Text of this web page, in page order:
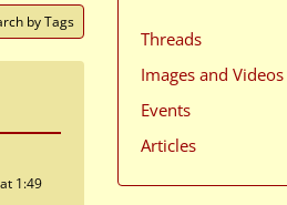
by Tags
1:49
Threads
Images and Videos
Events
Articles